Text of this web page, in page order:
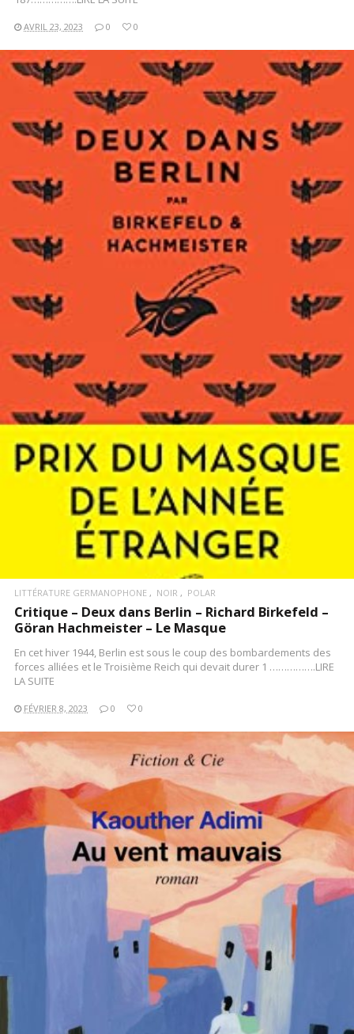
AVRIL 23, 2023 0 0
LIRE LA SUITE
LITTÉRATURE GERMANOPHONE NOIR POLAR
Critique – Deux dans Berlin – Richard Birkefeld –
Göran Hachmeister – Le Masque
En cet hiver 1944, Berlin est sous le coup des bombardements des
forces alliées et le Troisième Reich qui devait durer 1 …………….LIRE
LA SUITE
FÉVRIER 8, 2023 0 0
LIRE LA SUITE